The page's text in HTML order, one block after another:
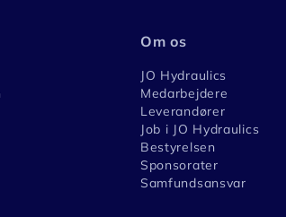
Om os
JO Hydraulics
Medarbejdere
Leverandører
Job i JO Hydraulics
Bestyrelsen
Sponsorater
Samfundsansvar